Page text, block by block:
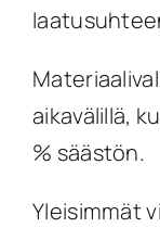
aikavälillä,
% säästön.
Yleisimmät